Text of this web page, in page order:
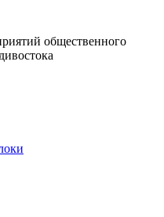
общественного